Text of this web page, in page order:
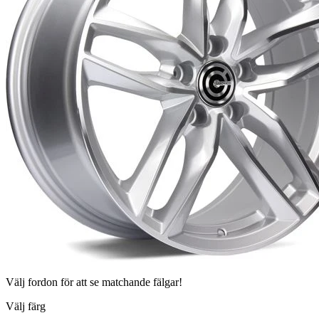
Välj fordon för att se matchande fälgar!
Välj färg